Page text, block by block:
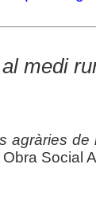
medi
agràries de
Social